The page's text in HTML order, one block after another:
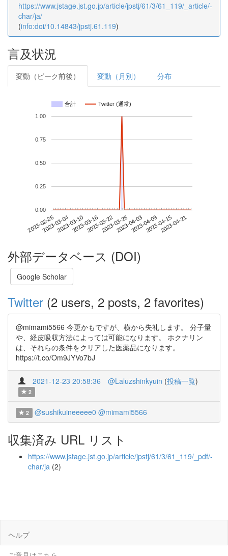
https://www.jstage.jst.go.jp/article/jpstj/61/3/61_119/_article/-
char/ja/
(info:doi/10.14843/jpstj.61.119)
言及状況
変動（ピーク前後） 変動（月別） 分布
合計 Twitter (通常)
2023-02-262023-03-042023-03-102023-03-162023-03-222023-03-282023-04-032023-04-092023-04-152023-04-21
0.00
0.25
0.50
0.75
1.00
外部データベース (DOI)
Google Scholar
Twitter (2 users, 2 posts, 2 favorites)
@mimami5566 今更かもですが、横から失礼します。 分子量
や、経皮吸収方法によっては可能になります。 ホクナリン
は、それらの条件をクリアした医薬品になります。
https://t.co/Om9JYVo7bJ
2021-12-23 20:58:36 @Laluzshinkyuin (投稿一覧)
2
2 @sushikuineeeee0 @mimami5566
収集済み URL リスト
https://www.jstage.jst.go.jp/article/jpstj/61/3/61_119/_pdf/-
char/ja (2)
ヘルプ